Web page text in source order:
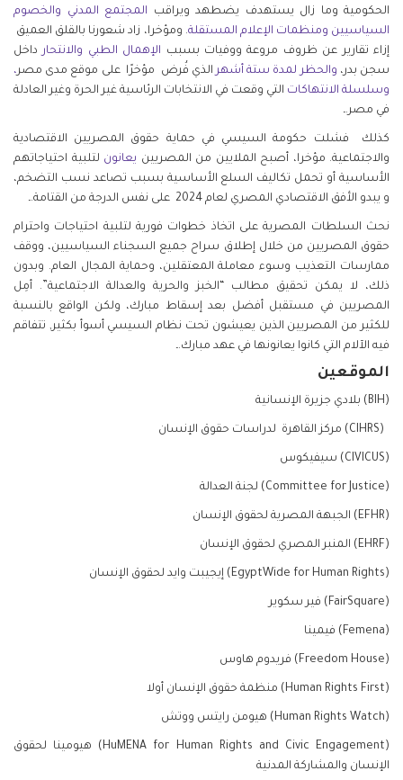
الحكومية وما زال يستهدف يضطهد ويراقب المجتمع المدني
والخصوم
السياسيين ومنظمات الإعلام المستقلة. ومؤخرا، زاد شعورنا بالقلق العميق
إزاء تقارير عن ظروف مروعة ووفيات بسبب الإهمال الطبي والانتحار داخل
سجن بدر، والحظر لمدة ستة أشهر الذي فُرض مؤخرًا على موقع مدى مصر،
وسلسلة الانتهاكات التي وقعت في الانتخابات الرئاسية غير الحرة وغير العادلة
في مصر.ـ
كذلك فشلت حكومة السيسي في حماية حقوق المصريين الاقتصادية
والاجتماعية. مؤخرا، أصبح الملايين من المصريين يعانون لتلبية احتياجاتهم
الأساسية أو تحمل تكاليف السلع الأساسية بسبب تصاعد نسب التضخم،
و يبدو الأفق الاقتصادي المصري لعام 2024 على نفس الدرجة من القتامة.ـ
نحث السلطات المصرية على اتخاذ خطوات فورية لتلبية احتياجات واحترام
حقوق المصريين من خلال إطلاق سراح جميع السجناء السياسيين، ووقف
ممارسات التعذيب وسوء معاملة المعتقلين، وحماية المجال العام. وبدون
ذلك، لا يمكن تحقيق مطالب “الخبز والحرية والعدالة الاجتماعية”. أمِل
المصريين في مستقبل أفضل بعد إسقاط مبارك، ولكن الواقع بالنسبة
للكثير من المصريين الذين يعيشون تحت نظام السيسي أسوأ بكثير, تتفاقم
فيه الآلام التي كانوا يعانونها في عهد مبارك.ـ
الموقعين
(BIH) بلادي جزيرة الإنسانية
(CIHRS) مركز القاهرة لدراسات حقوق الإنسان
(CIVICUS) سيفيكوس
(Committee for Justice) لجنة العدالة
(EFHR) الجبهة المصرية لحقوق الإنسان
(EHRF) المنبر المصري لحقوق الإنسان
(EgyptWide for Human Rights) إيجيبت وايد لحقوق الإنسان
(FairSquare) فير سكوير
(Femena) فيمينا
(Freedom House) فريدوم هاوس
(Human Rights First) منظمة حقوق الإنسان أولا
(Human Rights Watch) هيومن رايتس ووتش
(HuMENA for Human Rights and Civic Engagement) هيومينا لحقوق
الإنسان والمشاركة المدنية